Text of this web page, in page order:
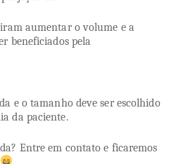
aumentar o volume e a
beneficiados pela
e o tamanho deve ser escolhido
da paciente.
Entre em contato e ficaremos